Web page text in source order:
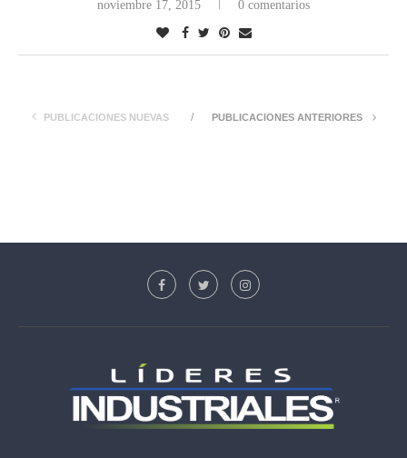
noviembre 17, 2015 0 comentarios
PUBLICACIONES NUEVAS PUBLICACIONES ANTERIORES